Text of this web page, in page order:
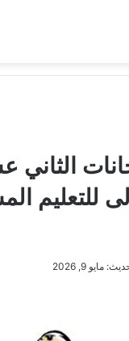
للتعليم
مايو 9, 2026